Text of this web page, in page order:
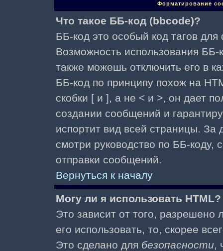
Форматирование
Что такое ББ-код (bbcode)?
ББ-код это особый код тагов
Возможность использования
также можешь отключить его в
ББ-код по принципу похож на
скобки [ и ], а не < и >, он дает
создании сообщений и
испортит вид всей страницы.
смотри руководство по ББ-коду,
отправки сообщений.
Вернуться к началу
Могу ли я использовать HTML?
Это зависит от того,
его использовать, то, скорее
Это сделано для безопасности,